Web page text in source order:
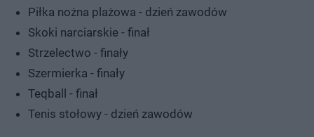
Piłka nożna plażowa - dzień zawodów
Skoki narciarskie - finał
Strzelectwo - finały
Szermierka - finały
Teqball - finał
Tenis stołowy - dzień zawodów